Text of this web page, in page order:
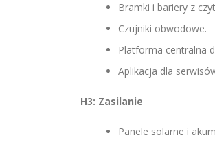
Bramki i bariery z
Czujniki obwodowe.
Platforma centralna
Aplikacja dla
H3: Zasilanie
Panele solarne i